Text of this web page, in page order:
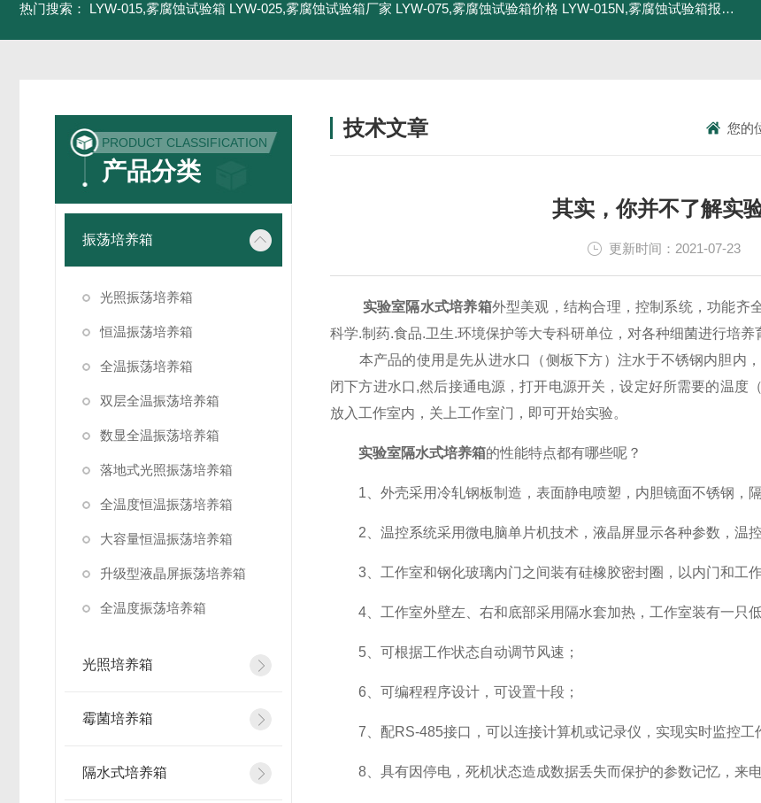
热门搜索： LYW-015,雾腐蚀试验箱 LYW-025,雾腐蚀试验箱厂家 LYW-075,雾腐蚀试验箱价格 LYW-015N,雾腐蚀试验箱报价
PRODUCT CLASSIFICATION
产品分类
振荡培养箱
光照振荡培养箱
恒温振荡培养箱
全温振荡培养箱
双层全温振荡培养箱
数显全温振荡培养箱
落地式光照振荡培养箱
全温度恒温振荡培养箱
大容量恒温振荡培养箱
升级型液晶屏振荡培养箱
全温度振荡培养箱
光照培养箱
霉菌培养箱
隔水式培养箱
技术文章 您的
其实，你并不了解实
更新时间：2021-07-23
实验室隔水式培养箱外型美观，结构合理，控制系统，功能齐
科学.制药.食品.卫生.环境保护等大专科研单位，对各种细菌进行培养
本产品的使用是先从进水口（侧板下方）注水于不锈钢内胆内
闭下方进水口,然后接通电源，打开电源开关，设定好所需要的温度
放入工作室内，关上工作室门，即可开始实验。
实验室隔水式培养箱的性能特点都有哪些呢？
1、外壳采用冷轧钢板制造，表面静电喷塑，内胆镜面不锈钢，隔
2、温控系统采用微电脑单片机技术，液晶屏显示各种参数，温控
3、工作室和钢化玻璃内门之间装有硅橡胶密封圈，以内门和工作
4、工作室外壁左、右和底部采用隔水套加热，工作室装有一只
5、可根据工作状态自动调节风速；
6、可编程程序设计，可设置十段；
7、配RS-485接口，可以连接计算机或记录仪，实现实时监控工
8、具有因停电，死机状态造成数据丢失而保护的参数记忆，来电